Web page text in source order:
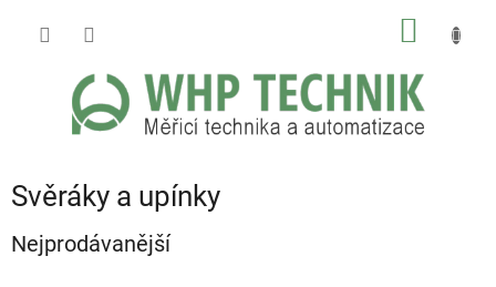
Svěráky a upínky
Nejprodávanější